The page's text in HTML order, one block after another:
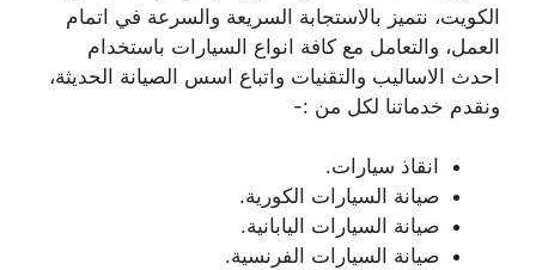
الكويت، نتميز بالاستجابة السريعة والسرعة في اتمام
العمل، والتعامل مع كافة انواع السيارات باستخدام
احدث الاساليب والتقنيات واتباع اسس الصيانة الحديثة،
ونقدم خدماتنا لكل من :-
انقاذ سيارات.
صيانة السيارات الكورية.
صيانة السيارات اليابانية.
صيانة السيارات الفرنسية.